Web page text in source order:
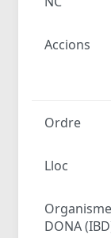
Accions
Ordre
Lloc
Organisme
DONA